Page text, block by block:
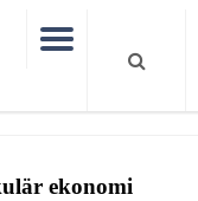
ekonomi